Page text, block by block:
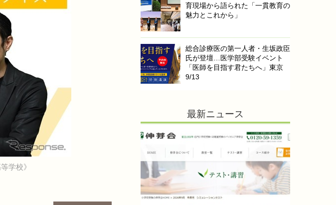
学校》
育現場から語られた「一貫教育の
魅力とこれから」
総合診療医の第一人者・生坂政臣
氏が登壇…医学部受験イベント
「医師を目指す君たちへ」東京
9/13
最新ニュース